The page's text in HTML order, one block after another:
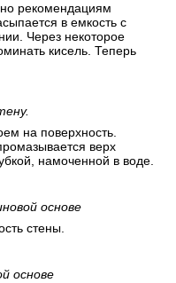
рекомендациям
в емкость с
Через некоторое
кисель. Теперь
на поверхность.
верх
намоченной в воде.
основе
стены.
основе